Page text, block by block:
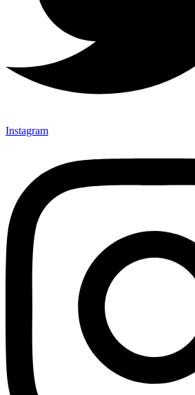
Instagram